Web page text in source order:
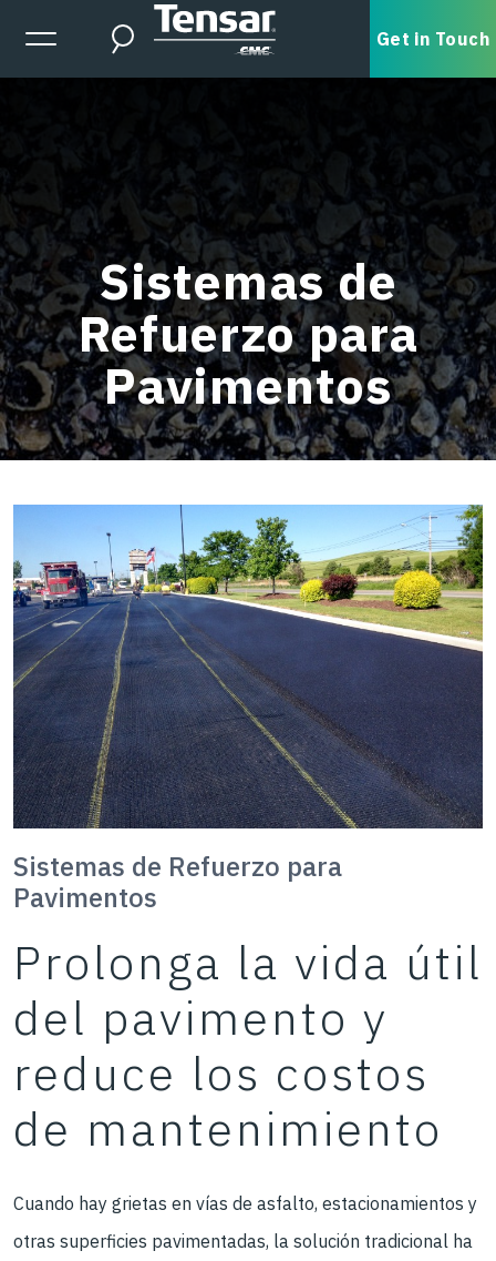
Skip to main content
Expanded Menu Toggle
Search Get in Touch
Sistemas de
Refuerzo para
Pavimentos
Sistemas de Refuerzo para
Pavimentos
Prolonga la vida útil
del pavimento y
reduce los costos
de mantenimiento
Cuando hay grietas en vías de asfalto, estacionamientos y
otras superficies pavimentadas, la solución tradicional ha